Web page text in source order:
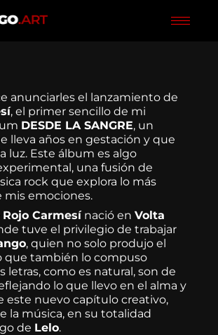
anunciarles el lanzamiento de
, el primer sencillo de mi
DESDE LA SANGRE, un
lleva años en gestación y que
luz. Este álbum es algo
una fusión de
rock que explora lo más
mis emociones.
Rojo Carmesínació en Volta
tuve el privilegio de trabajar
, quien no solo produjo el
que también lo compuso
letras, como es natural, son de
lo que llevo en el alma y
este nuevo capítulo creativo,
la música, en su totalidad
de Lelo.